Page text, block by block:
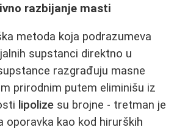
razbijanje masti
metoda koja podrazumeva
supstanci direktno u
razgrađuju masne
prirodnim putem eliminišu iz
lipolize su brojne - tretman je
oporavka kao kod hirurških